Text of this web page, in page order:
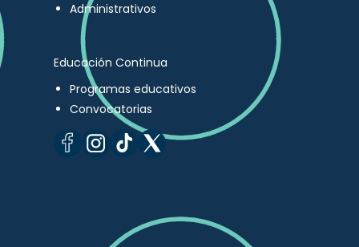
Administrativos
Educación Continua
Programas educativos
Convocatorias